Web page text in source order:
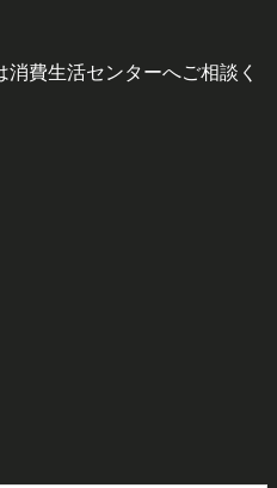
費生活センターへご相談く